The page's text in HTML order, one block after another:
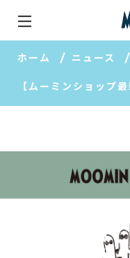
ホーム ニュース